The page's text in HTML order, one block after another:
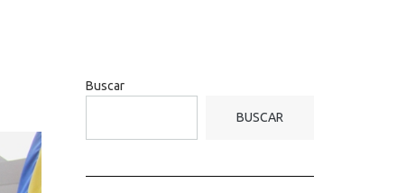
Buscar
BUSCAR